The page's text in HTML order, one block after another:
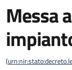
Messa
(